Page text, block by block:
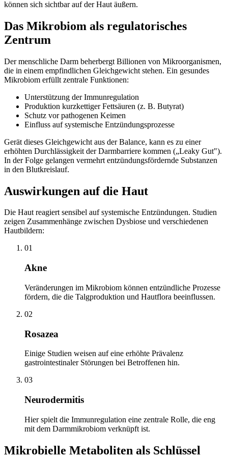
können sich sichtbar auf der Haut äußern.
Das Mikrobiom als regulatorisches
Zentrum
Der menschliche Darm beherbergt Billionen von Mikroorganismen,
die in einem empfindlichen Gleichgewicht stehen. Ein gesundes
Mikrobiom erfüllt zentrale Funktionen:
Unterstützung der Immunregulation
Produktion kurzkettiger Fettsäuren (z. B. Butyrat)
Schutz vor pathogenen Keimen
Einfluss auf systemische Entzündungsprozesse
Gerät dieses Gleichgewicht aus der Balance, kann es zu einer
erhöhten Durchlässigkeit der Darmbarriere kommen („Leaky Gut").
In der Folge gelangen vermehrt entzündungsfördernde Substanzen
in den Blutkreislauf.
Auswirkungen auf die Haut
Die Haut reagiert sensibel auf systemische Entzündungen. Studien
zeigen Zusammenhänge zwischen Dysbiose und verschiedenen
Hautbildern:
01
Akne
Veränderungen im Mikrobiom können entzündliche Prozesse
fördern, die die Talgproduktion und Hautflora beeinflussen.
02
Rosazea
Einige Studien weisen auf eine erhöhte Prävalenz
gastrointestinaler Störungen bei Betroffenen hin.
03
Neurodermitis
Hier spielt die Immunregulation eine zentrale Rolle, die eng
mit dem Darmmikrobiom verknüpft ist.
Mikrobielle Metaboliten als Schlüssel